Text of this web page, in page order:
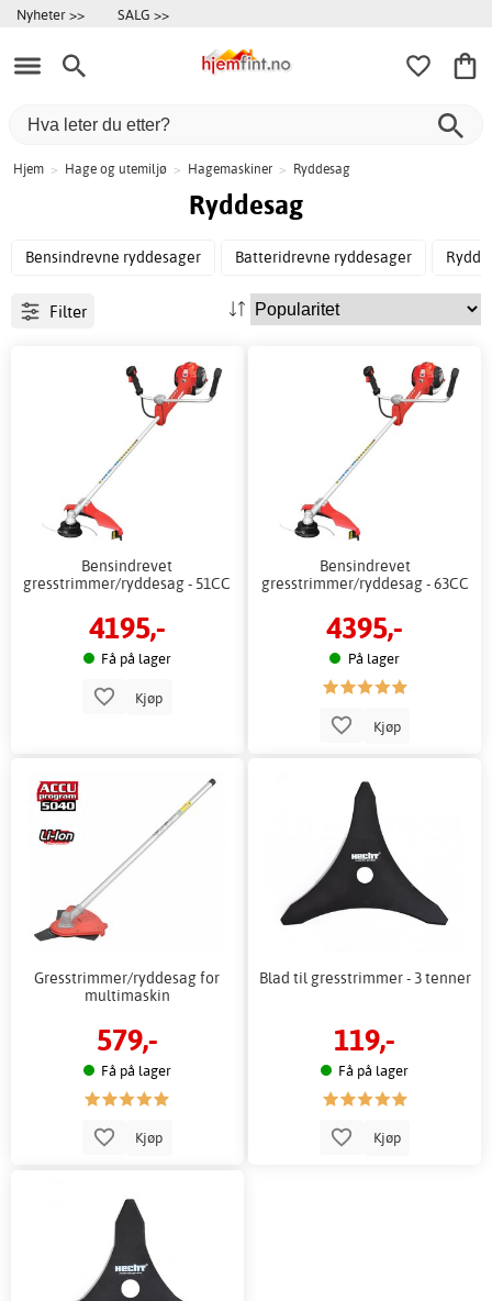
Nyheter >> SALG >>
Hjem > Hage og utemiljø > Hagemaskiner > Ryddesag
Ryddesag
Bensindrevne ryddesager Batteridrevne ryddesager
Filter
Bensindrevet
gresstrimmer/ryddesag - 51CC
4195,-
Få på lager
Kjøp
Bensindrevet
gresstrimmer/ryddesag - 63CC
4395,-
På lager
Kjøp
Gresstrimmer/ryddesag for
multimaskin
579,-
Få på lager
Kjøp
Blad til gresstrimmer - 3 tenner
119,-
Få på lager
Kjøp